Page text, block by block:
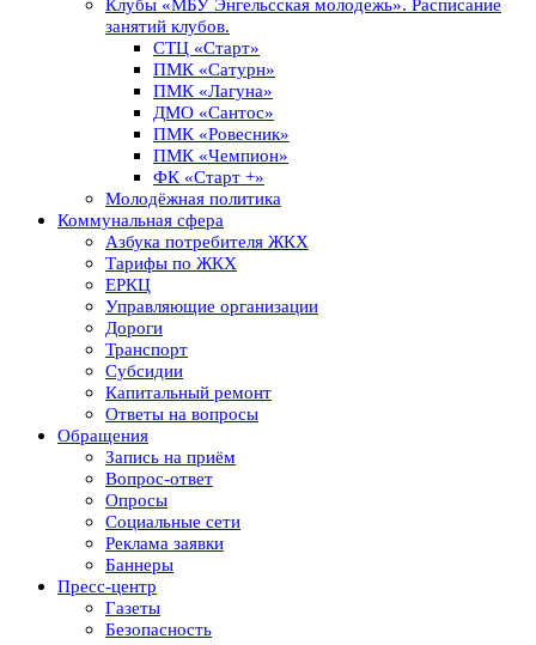
Клубы «МБУ Энгельсская молодежь». Расписание
занятий клубов.
СТЦ «Старт»
ПМК «Сатурн»
ПМК «Лагуна»
ДМО «Сантос»
ПМК «Ровесник»
ПМК «Чемпион»
ФК «Старт +»
Молодёжная политика
Коммунальная сфера
Азбука потребителя ЖКХ
Тарифы по ЖКХ
ЕРКЦ
Управляющие организации
Дороги
Транспорт
Субсидии
Капитальный ремонт
Ответы на вопросы
Обращения
Запись на приём
Вопрос-ответ
Опросы
Социальные сети
Реклама заявки
Баннеры
Пресс-центр
Газеты
Безопасность